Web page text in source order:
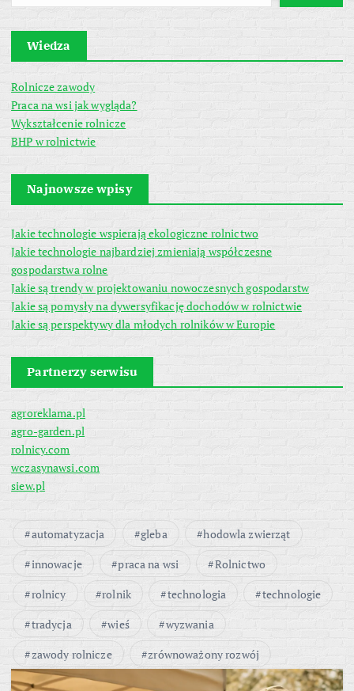
Wiedza
Rolnicze zawody
Praca na wsi jak wygląda?
Wykształcenie rolnicze
BHP w rolnictwie
Najnowsze wpisy
Jakie technologie wspierają ekologiczne rolnictwo
Jakie technologie najbardziej zmieniają współczesne
gospodarstwa rolne
Jakie są trendy w projektowaniu nowoczesnych gospodarstw
Jakie są pomysły na dywersyfikację dochodów w rolnictwie
Jakie są perspektywy dla młodych rolników w Europie
Partnerzy serwisu
agroreklama.pl
agro-garden.pl
rolnicy.com
wczasynawsi.com
siew.pl
automatyzacja gleba
hodowla zwierząt
innowacje
praca na wsi
Rolnictwo
rolnicy
rolnik technologia
technologie
tradycja
wieś
wyzwania
zawody rolnicze
zrównoważony rozwój